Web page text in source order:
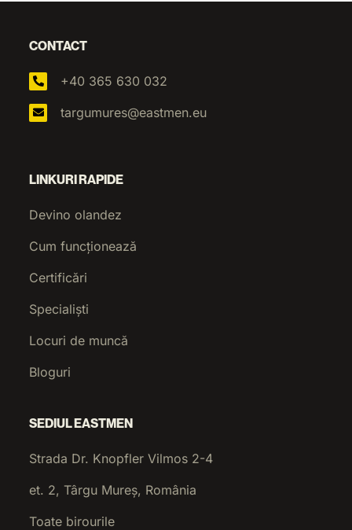
CONTACT
+40 365 630 032
targumures@eastmen.eu
LINKURI RAPIDE
Devino olandez
Cum funcționează
Certificări
Specialiști
Locuri de muncă
Bloguri
SEDIUL EASTMEN
Strada Dr. Knopfler Vilmos 2-4
et. 2, Târgu Mureș, România
Toate birourile